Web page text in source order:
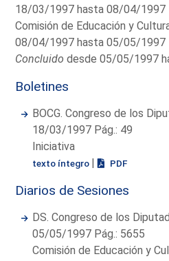
18/03/1997 hasta 08/04/1997
Comisión de Educación y
08/04/1997 hasta 05/05/1997
Concluido desde 05/05/1997
Boletines
BOCG. Congreso de los
18/03/1997 Pág.: 49
Iniciativa
texto íntegro | PDF
Diarios de Sesiones
DS. Congreso de los
05/05/1997 Pág.: 5655
Comisión de Educación y